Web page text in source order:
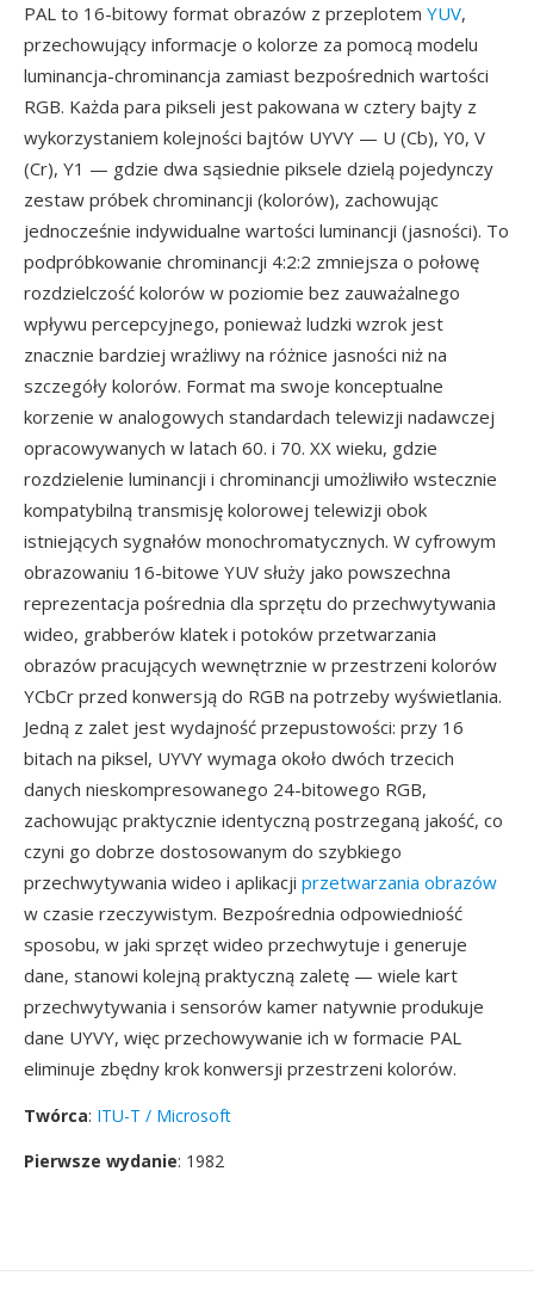
PAL to 16-bitowy format obrazów z przeplotem YUV,
przechowujący informacje o kolorze za pomocą modelu
luminancja-chrominancja zamiast bezpośrednich wartości
RGB. Każda para pikseli jest pakowana w cztery bajty z
wykorzystaniem kolejności bajtów UYVY — U (Cb), Y0, V
(Cr), Y1 — gdzie dwa sąsiednie piksele dzielą pojedynczy
zestaw próbek chrominancji (kolorów), zachowując
jednocześnie indywidualne wartości luminancji (jasności). To
podpróbkowanie chrominancji 4:2:2 zmniejsza o połowę
rozdzielczość kolorów w poziomie bez zauważalnego
wpływu percepcyjnego, ponieważ ludzki wzrok jest
znacznie bardziej wrażliwy na różnice jasności niż na
szczegóły kolorów. Format ma swoje konceptualne
korzenie w analogowych standardach telewizji nadawczej
opracowywanych w latach 60. i 70. XX wieku, gdzie
rozdzielenie luminancji i chrominancji umożliwiło wstecznie
kompatybilną transmisję kolorowej telewizji obok
istniejących sygnałów monochromatycznych. W cyfrowym
obrazowaniu 16-bitowe YUV służy jako powszechna
reprezentacja pośrednia dla sprzętu do przechwytywania
wideo, grabberów klatek i potoków przetwarzania
obrazów pracujących wewnętrznie w przestrzeni kolorów
YCbCr przed konwersją do RGB na potrzeby wyświetlania.
Jedną z zalet jest wydajność przepustowości: przy 16
bitach na piksel, UYVY wymaga około dwóch trzecich
danych nieskompresowanego 24-bitowego RGB,
zachowując praktycznie identyczną postrzeganą jakość, co
czyni go dobrze dostosowanym do szybkiego
przechwytywania wideo i aplikacji przetwarzania obrazów
w czasie rzeczywistym. Bezpośrednia odpowiedniość
sposobu, w jaki sprzęt wideo przechwytuje i generuje
dane, stanowi kolejną praktyczną zaletę — wiele kart
przechwytywania i sensorów kamer natywnie produkuje
dane UYVY, więc przechowywanie ich w formacie PAL
eliminuje zbędny krok konwersji przestrzeni kolorów.
Twórca: ITU-T / Microsoft
Pierwsze wydanie: 1982